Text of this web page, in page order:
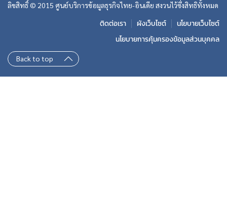
ลิขสิทธิ์ © 2015 ศูนย์บริการข้อมูลธุรกิจไทย-อินเดีย สงวนไว้ซึ่งสิทธิทั้งหมด
ติดต่อเรา ผังเว็บไซต์
นโยบายเว็บไซต์
นโยบายการคุ้มครองข้อมูลส่วนบุคคล
Back to top